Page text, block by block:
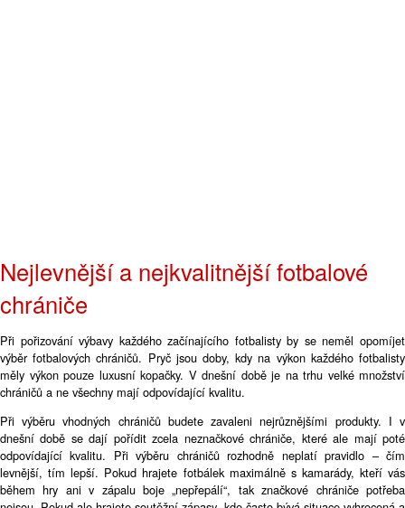
Nejlevnější a nejkvalitnější fotbalové
chrániče
Při pořizování výbavy každého začínajícího fotbalisty by se neměl opomíjet
výběr fotbalových chráničů. Pryč jsou doby, kdy na výkon každého fotbalisty
měly výkon pouze luxusní kopačky. V dnešní době je na trhu velké množství
chráničů a ne všechny mají odpovídající kvalitu.
Při výběru vhodných chráničů budete zavaleni nejrůznějšími produkty. I v
dnešní době se dají pořídit zcela neznačkové chrániče, které ale mají poté
odpovídající kvalitu. Při výběru chráničů rozhodně neplatí pravidlo – čím
levnější, tím lepší. Pokud hrajete fotbálek maximálně s kamarády, kteří vás
během hry ani v zápalu boje „nepřepálí“, tak značkové chrániče potřeba